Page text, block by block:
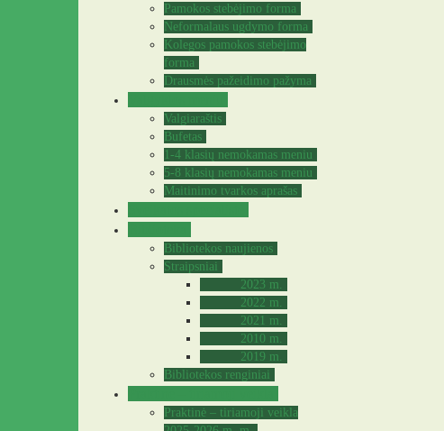
Pamokos stebėjimo forma
Neformalaus ugdymo forma
Kolegos pamokos stebėjimo
forma
Drausmės pažeidimo pažyma
Valgiaraštis
Bufetas
1-4 klasių nemokamas meniu
5-8 klasių nemokamas meniu
Maitinimo tvarkos aprašas
Bibliotekos naujienos
Straipsniai
2023 m.
2022 m.
2021 m.
2010 m.
2019 m.
Bibliotekos renginiai
Praktinė – tiriamoji veikla